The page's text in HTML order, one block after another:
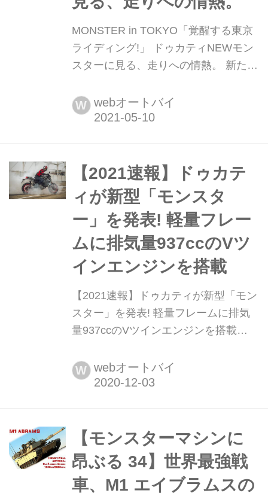
MONSTER in TOKYO「覚醒する東京
ライディング!」 ドゥカティNEWモン
スターに見る、走りへの情熱。 新たに
み! 獲物を狩る瞬間の緊張感を漂わ
せ、戦闘的で隆々とした肉付き、それ
く、そしてフレンドリーだった。 全て
が刷新され、想像を絶するパフォーマ
ンスを発揮するNEWモンスターが日...
W webオートバイ
【2021速報】ドゥカテ
ィが新型「モンスタ
ー」を発表! 軽量フレー
ムに排気量937ccのVツ
インエンジンを搭載
【2021速報】ドゥカティが新型「モン
スター」を発表! 軽量フレームに排気
量937ccのVツインエンジンを搭載
ネイキッドスポーツ「モンスター」の
新型車を発表した。排気量は937cc。
ニューモデルとして「モンスター」と
「モンスター・プラス」が世界的に展
開される!
W webオートバイ
【モンスターマシンに
昂ぶる 34】世界最強戦
車、M1 エイブラムスの